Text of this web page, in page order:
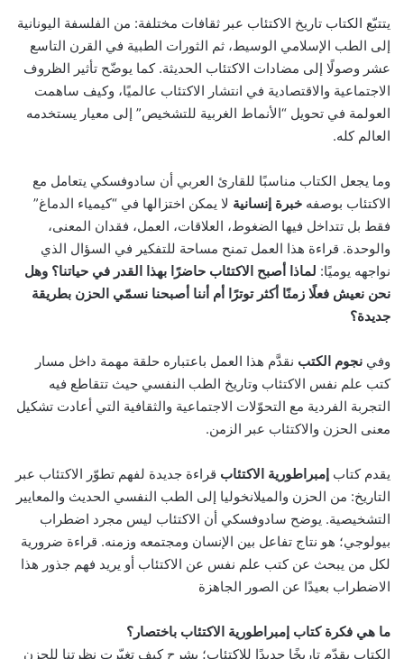
يتتبّع الكتاب تاريخ الاكتئاب عبر ثقافات مختلفة: من الفلسفة اليونانية
إلى الطب الإسلامي الوسيط، ثم الثورات الطبية في القرن التاسع
عشر وصولًا إلى مضادات الاكتئاب الحديثة. كما يوضّح تأثير الظروف
الاجتماعية والاقتصادية في انتشار الاكتئاب عالميًا، وكيف ساهمت
العولمة في تحويل “الأنماط الغربية للتشخيص” إلى معيار يستخدمه
العالم كله.
وما يجعل الكتاب مناسبًا للقارئ العربي أن سادوفسكي يتعامل مع
الاكتئاب بوصفه خبرة إنسانية لا يمكن اختزالها في “كيمياء الدماغ”
فقط بل تتداخل فيها الضغوط، العلاقات، العمل، فقدان المعنى،
والوحدة. قراءة هذا العمل تمنح مساحة للتفكير في السؤال الذي
نواجهه يوميًا: لماذا أصبح الاكتئاب حاضرًا بهذا القدر في حياتنا؟ وهل
نحن نعيش فعلًا زمنًا أكثر توترًا أم أننا أصبحنا نسمّي الحزن بطريقة
جديدة؟
وفي نجوم الكتب نقدَّم هذا العمل باعتباره حلقة مهمة داخل مسار
كتب علم نفس الاكتئاب وتاريخ الطب النفسي حيث تتقاطع فيه
التجربة الفردية مع التحوّلات الاجتماعية والثقافية التي أعادت تشكيل
معنى الحزن والاكتئاب عبر الزمن.
يقدم كتاب إمبراطورية الاكتئاب قراءة جديدة لفهم تطوّر الاكتئاب عبر
التاريخ: من الحزن والميلانخوليا إلى الطب النفسي الحديث والمعايير
التشخيصية. يوضح سادوفسكي أن الاكتئاب ليس مجرد اضطراب
بيولوجي؛ هو نتاج تفاعل بين الإنسان ومجتمعه وزمنه. قراءة ضرورية
لكل من يبحث عن كتب علم نفس عن الاكتئاب أو يريد فهم جذور هذا
الاضطراب بعيدًا عن الصور الجاهزة
ما هي فكرة كتاب إمبراطورية الاكتئاب باختصار؟
الكتاب يقدّم تاريخًا جديدًا للاكتئاب؛ يشرح كيف تغيّرت نظرتنا للحزن